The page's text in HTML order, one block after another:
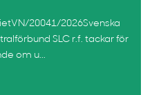
20041/2026Svenska
SLC r.f. tackar för
om u...